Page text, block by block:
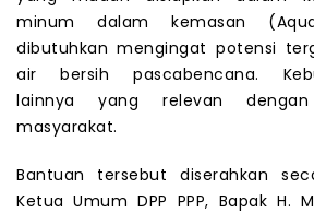
minum dalam kemasan
dibutuhkan mengingat potensi
air bersih pascabencana.
lainnya yang relevan
masyarakat.
Bantuan tersebut diserahkan
Ketua Umum DPP PPP, Bapak H.